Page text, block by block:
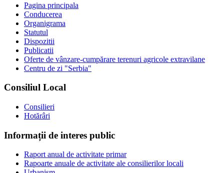
Pagina principala
Conducerea
Organigrama
Statutul
Dispozitii
Publicatii
Oferte de vânzare-cumpărare terenuri agricole extravilane
Centru de zi "Serbia"
Consiliul Local
Consilieri
Hotărâri
Informații de interes public
Raport anual de activitate primar
Rapoarte anuale de activitate ale consilierilor locali